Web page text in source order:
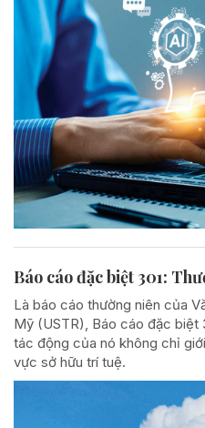
Báo cáo đặc biệt 301:
Là báo cáo thường niên của
Mỹ (USTR), Báo cáo đặc biệt
tác động của nó không chỉ
vực sở hữu trí tuệ.